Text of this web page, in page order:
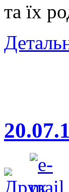
та їх